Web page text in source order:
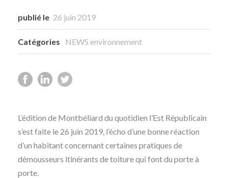
publié le 26 juin 2019
Catégories NEWS environnement
L’édition de Montbéliard du quotidien l’Est Républicain
s’est faite le 26 juin 2019, l’écho d’une bonne réaction
d’un habitant concernant certaines pratiques de
démousseurs itinérants de toiture qui font du porte à
porte.